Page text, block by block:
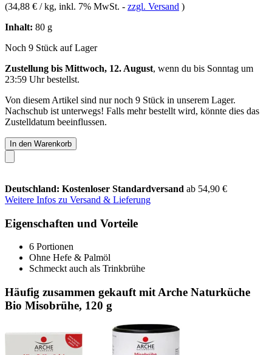
(34,88 € / kg, inkl. 7% MwSt. - zzgl. Versand )
Inhalt: 80 g
Noch 9 Stück auf Lager
Zustellung bis Mittwoch, 12. August, wenn du bis Sonntag um
23:59 Uhrbestellst.
Von diesem Artikel sind nur noch 9 Stück in unserem Lager.
Nachschub ist unterwegs! Falls mehr bestellt wird, könnte dies das
Zustelldatum beeinflussen.
In den Warenkorb
Deutschland: Kostenloser Standardversand ab 54,90 €
Weitere Infos zu Versand & Lieferung
Eigenschaften und Vorteile
6 Portionen
Ohne Hefe & Palmöl
Schmeckt auch als Trinkbrühe
Häufig zusammen gekauft mit Arche Naturküche
Bio Misobrühe, 120 g